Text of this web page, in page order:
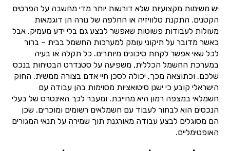
יש משימות מקצועיות שלא דורשות יותר מדי מחשבה על הפרטים
הקטנים. התקנת טלוויזיה או החלפה של נורה הן דוגמאות
מעולות לעבודות פשוטות שאפשר לבצע גם בלי ידע מעמיק. אבל
כאשר מדובר על תיקוני עומק למערכות החשמל בבית – ברור
לכל שאי אפשר לקחת סיכונים מיותרים. כל תקלה או בעיה
במערכת החשמל הכללית, משפיעה על סטנדרט הבטיחות בנכס
שלכם. וכתוצאה מכך, יכולה לסכן חיי אדם בצורה ממשית. החוק
הישראלי קובע כי ישנן סיטואציות מסוימות בהן עבודה עם
חשמלאי במצפה רמון היא מחייבת. ומעבר לכך האינטרס של בעלי
הנכסים הוא לבחור לעבוד עם חשמלאים רשומים ומוכרים. שכן
הם מסוגלים לבצע עבודה מאורגנת תוך שמירה על תנאי המגורים
האופטימליים.